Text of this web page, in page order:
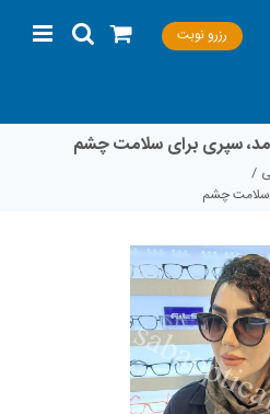
رزرو نوبت
مد، سپری برای سلامت چشم
سلامت چشم